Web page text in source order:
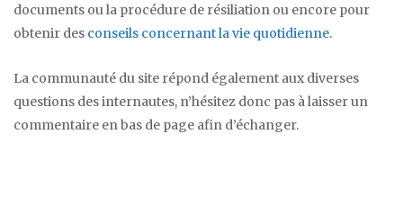
documents ou la procédure de résiliation ou encore pour
obtenir des conseils concernant la vie quotidienne.
La communauté du site répond également aux diverses
questions des internautes, n’hésitez donc pas à laisser un
commentaire en bas de page afin d’échanger.